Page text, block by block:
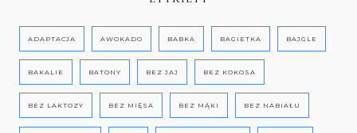
ADAPTACJA AWOKADO BABKA BAGIETKA BAJGLE
BAKALIE BATONY BEZ JAJ BEZ KOKOSA
BEZ LAKTOZY BEZ MIĘSA BEZ MĄKI BEZ NABIAŁU